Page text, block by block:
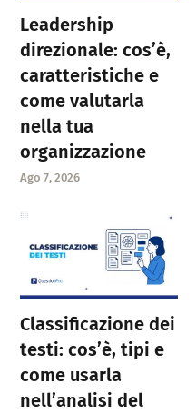
Leadership
direzionale: cos’è,
caratteristiche e
come valutarla
nella tua
organizzazione
Ago 7, 2026
Classificazione dei
testi: cos’è, tipi e
come usarla
nell’analisi del